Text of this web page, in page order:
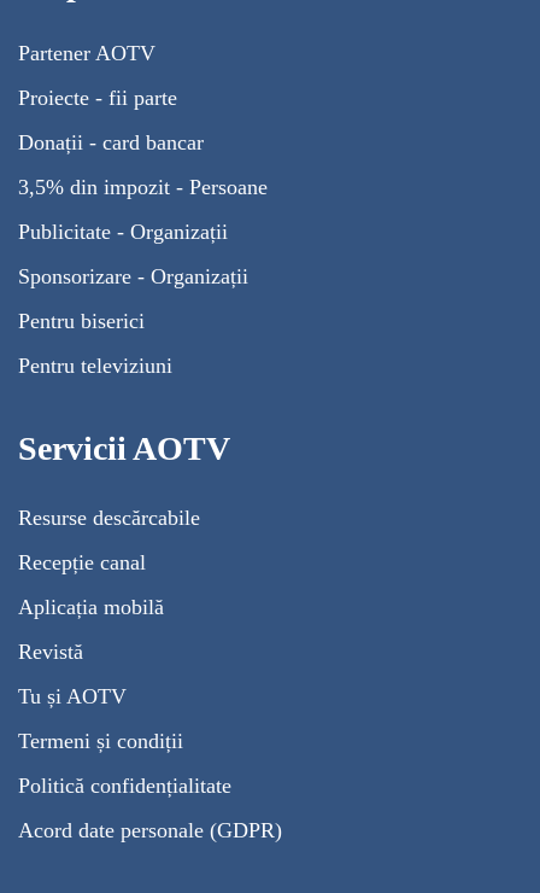
Partener AOTV
Proiecte - fii parte
Donații - card bancar
3,5% din impozit - Persoane
Publicitate - Organizații
Sponsorizare - Organizații
Pentru biserici
Pentru televiziuni
Servicii AOTV
Resurse descărcabile
Recepție canal
Aplicația mobilă
Revistă
Tu și AOTV
Termeni și condiții
Politică confidențialitate
Acord date personale (GDPR)